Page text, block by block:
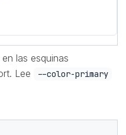
las esquinas
Lee
--color-primary